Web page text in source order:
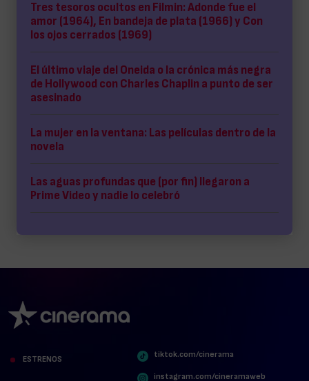
Tres tesoros ocultos en Filmin: Adonde fue el
amor (1964), En bandeja de plata (1966) y Con
los ojos cerrados (1969)
El último viaje del Oneida o la crónica más negra
de Hollywood con Charles Chaplin a punto de ser
asesinado
La mujer en la ventana: Las películas dentro de la
novela
Las aguas profundas que (por fin) llegaron a
Prime Video y nadie lo celebró
ESTRENOS
tiktok.com/cinerama
instagram.com/cineramaweb